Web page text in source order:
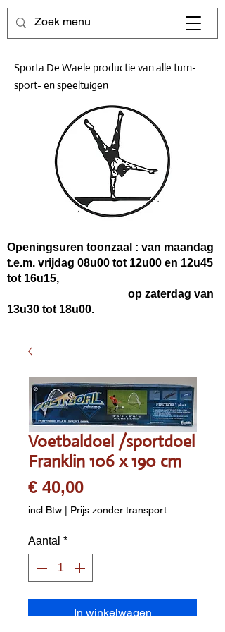
Sporta De Waele productie van alle turn-
sport- en speeltuigen
Openingsuren toonzaal : van maandag
t.e.m. vrijdag 08u00 tot 12u00 en 12u45
tot 16u15,
op zaterdag van
13u30 tot 18u00.
Voetbaldoel /sportdoel
Franklin 106 x 190 cm
€ 40,00Prijs
incl.Btw | Prijs zonder transport.
Aantal *
In winkelwagen